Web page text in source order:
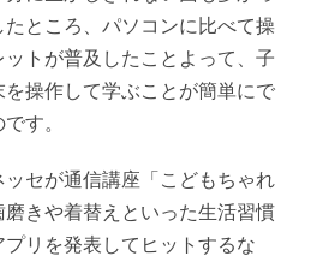
ところ、パソコンに比べて操
トが普及したことよって、子
を操作して学ぶことが簡単にで
す。
ッセが通信講座「こどもちゃれ
磨きや着替えといった生活習慣
リを発表してヒットするな